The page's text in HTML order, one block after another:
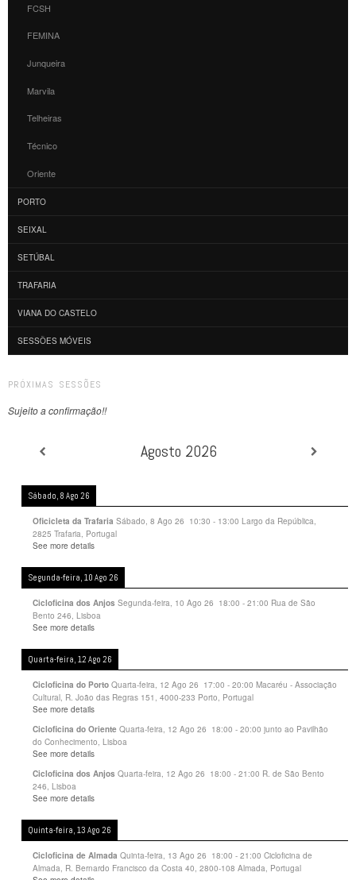
FCSH
FEMINA
Junqueira
Marvila
Telheiras
Técnico
Oriente
PORTO
SEIXAL
SETÚBAL
TRAFARIA
VIANA DO CASTELO
SESSÕES MÓVEIS
PRÓXIMAS SESSÕES
Sujeito a confirmação!!
Agosto 2026
Sábado, 8 Ago 26
Oficicleta da Trafaria Sábado, 8 Ago 26 10:30 - 13:00 Largo da República,
2825 Trafaria, Portugal
See more details
Segunda-feira, 10 Ago 26
Cicloficina dos Anjos Segunda-feira, 10 Ago 26 18:00 - 21:00 Rua de São
Bento 246, Lisboa
See more details
Quarta-feira, 12 Ago 26
Cicloficina do Porto Quarta-feira, 12 Ago 26 17:00 - 20:00 Macaréu - Associação
Cultural, R. João das Regras 151, 4000-233 Porto, Portugal
See more details
Cicloficina do Oriente Quarta-feira, 12 Ago 26 18:00 - 20:00 junto ao Pavilhão
do Conhecimento, Lisboa
See more details
Cicloficina dos Anjos Quarta-feira, 12 Ago 26 18:00 - 21:00 R. de São Bento
246, Lisboa
See more details
Quinta-feira, 13 Ago 26
Cicloficina de Almada Quinta-feira, 13 Ago 26 18:00 - 21:00 Cicloficina de
Almada, R. Bernardo Francisco da Costa 40, 2800-108 Almada, Portugal